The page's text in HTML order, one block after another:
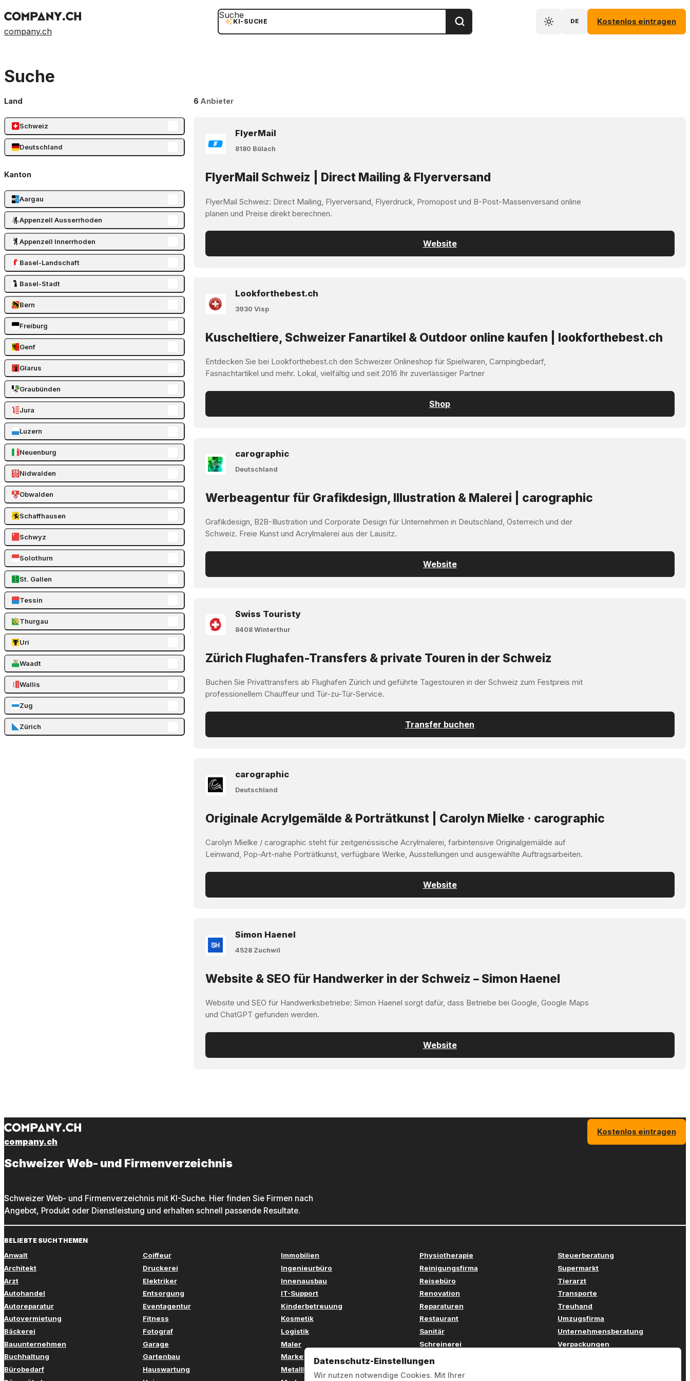
company.ch
KI-SUCHE
Suche
DE Kostenlos eintragen
Suche
Land
Schweiz
Deutschland
Kanton
Aargau
Appenzell Ausserrhoden
Appenzell Innerrhoden
Basel-Landschaft
Basel-Stadt
Bern
Freiburg
Genf
Glarus
Graubünden
Jura
Luzern
Neuenburg
Nidwalden
Obwalden
Schaffhausen
Schwyz
Solothurn
St. Gallen
Tessin
Thurgau
Uri
Waadt
Wallis
Zug
Zürich
6 Anbieter
FlyerMail
8180 Bülach
FlyerMail Schweiz | Direct Mailing & Flyerversand
FlyerMail Schweiz: Direct Mailing, Flyerversand, Flyerdruck, Promopost und B-Post-Massenversand online
planen und Preise direkt berechnen.
Website
Lookforthebest.ch
3930 Visp
Kuscheltiere, Schweizer Fanartikel & Outdoor online kaufen | lookforthebest.ch
Entdecken Sie bei Lookforthebest.ch den Schweizer Onlineshop für Spielwaren, Campingbedarf,
Fasnachtartikel und mehr. Lokal, vielfältig und seit 2016 Ihr zuverlässiger Partner
Shop
carographic
Deutschland
Werbeagentur für Grafikdesign, Illustration & Malerei | carographic
Grafikdesign, B2B-Illustration und Corporate Design für Unternehmen in Deutschland, Österreich und der
Schweiz. Freie Kunst und Acrylmalerei aus der Lausitz.
Website
Swiss Touristy
8408 Winterthur
Zürich Flughafen-Transfers & private Touren in der Schweiz
Buchen Sie Privattransfers ab Flughafen Zürich und geführte Tagestouren in der Schweiz zum Festpreis mit
professionellem Chauffeur und Tür-zu-Tür-Service.
Transfer buchen
carographic
Deutschland
Originale Acrylgemälde & Porträtkunst | Carolyn Mielke · carographic
Carolyn Mielke / carographic steht für zeitgenössische Acrylmalerei, farbintensive Originalgemälde auf
Leinwand, Pop-Art-nahe Porträtkunst, verfügbare Werke, Ausstellungen und ausgewählte Auftragsarbeiten.
Website
Simon Haenel
4528 Zuchwil
Website & SEO für Handwerker in der Schweiz – Simon Haenel
Website und SEO für Handwerksbetriebe: Simon Haenel sorgt dafür, dass Betriebe bei Google, Google Maps
und ChatGPT gefunden werden.
Website
company.ch
Kostenlos eintragen
Schweizer Web- und Firmenverzeichnis
Schweizer Web- und Firmenverzeichnis mit KI-Suche. Hier finden Sie Firmen nach
Angebot, Produkt oder Dienstleistung und erhalten schnell passende Resultate.
BELIEBTE SUCHTHEMEN
Anwalt
Architekt
Arzt
Autohandel
Autoreparatur
Autovermietung
Bäckerei
Bauunternehmen
Buchhaltung
Bürobedarf
Coiffeur
Druckerei
Elektriker
Entsorgung
Eventagentur
Fitness
Fotograf
Garage
Gartenbau
Hauswartung
Immobilien
Ingenieurbüro
Innenausbau
IT-Support
Kinderbetreuung
Kosmetik
Logistik
Maler
Marketing
Metallbau
Physiotherapie
Reinigungsfirma
Reisebüro
Renovation
Reparaturen
Restaurant
Sanitär
Schreinerei
Steuerberatung
Supermarkt
Tierarzt
Transporte
Treuhand
Umzugsfirma
Unternehmensberatung
Verpackungen
Datenschutz-Einstellungen
Wir nutzen notwendige Cookies. Mit Ihrer